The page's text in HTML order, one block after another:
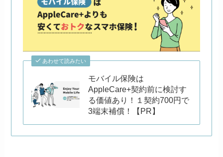
あわせて読みたい
モバイル保険は
AppleCare+契約前に検討す
る価値あり！１契約700円で
3端末補償！【PR】